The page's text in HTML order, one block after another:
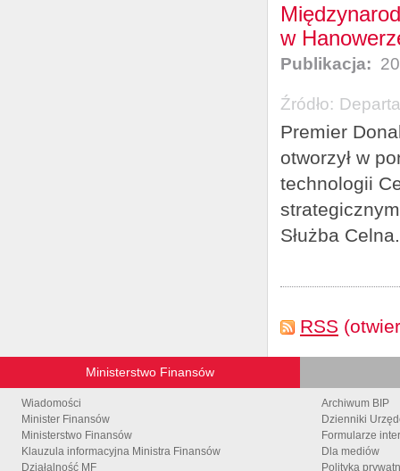
w
Publikacja:
Źródło:
Premier
otworzył w
technologii
Służba
RSS
Ministerstwo Finansów
Wiadomości
Minister Finansów
Ministerstwo Finansów
Klauzula informacyjna Ministra Finansów
Działalność MF
Archiwum BIP
Dzienniki
Formularze
Dla mediów
Polityka